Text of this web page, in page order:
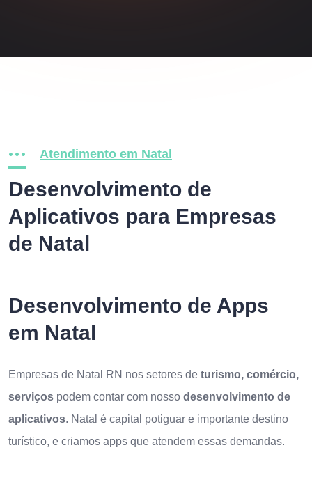
Atendimento em Natal
Desenvolvimento de
Aplicativos para Empresas
de Natal
Desenvolvimento de Apps
em Natal
Empresas de Natal RN nos setores de turismo, comércio,
serviços podem contar com nosso desenvolvimento de
aplicativos. Natal é capital potiguar e importante destino
turístico, e criamos apps que atendem essas demandas.